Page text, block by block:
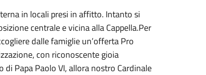
in locali presi in affitto. Intanto si
centrale e vicina alla Cappella.Per
dalle famiglie un’offerta Pro
con riconoscente gioia
di Papa Paolo VI, allora nostro Cardinale